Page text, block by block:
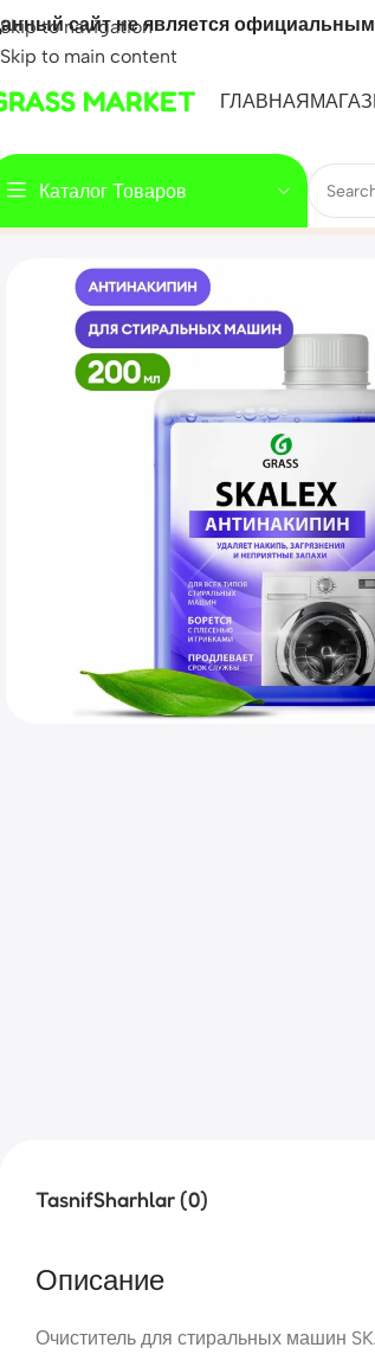
Skip to navigation
Skip to main content
сайт не является
MARKET ГЛАВНАЯ
Каталог Товаров
Очиститель для
TasnifSharhlar (0)
Описание
Очиститель для стиральных машин